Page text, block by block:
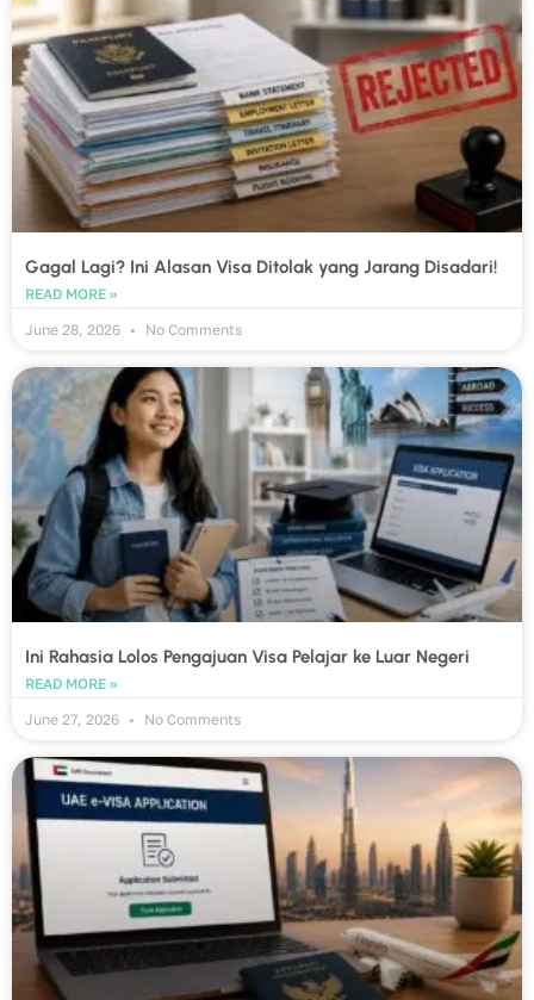
Gagal Lagi? Ini Alasan Visa Ditolak yang Jarang Disadari!
READ MORE »
June 28, 2026
No Comments
Ini Rahasia Lolos Pengajuan Visa Pelajar ke Luar Negeri
READ MORE »
June 27, 2026
No Comments